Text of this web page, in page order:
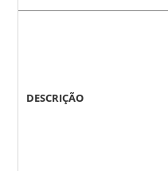
DESCRIÇÃO